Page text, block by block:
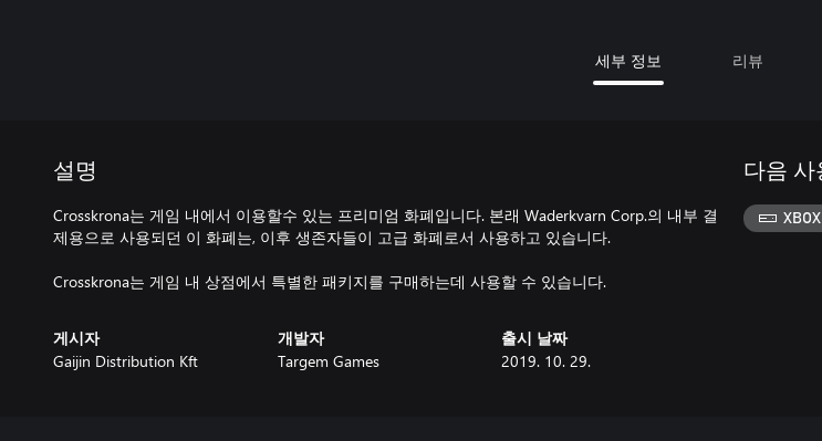
세부 정보 리뷰
설명
Crosskrona는 게임 내에서 이용할수 있는 프리미엄 화폐입니다. 본래 Waderkvarn Corp.의 내부 결
제용으로 사용되던 이 화폐는, 이후 생존자들이 고급 화폐로서 사용하고 있습니다.
게시자
Gaijin Distribution Kft
개발자
Targem Games
출시 날짜
2019. 10. 29.
다음 사